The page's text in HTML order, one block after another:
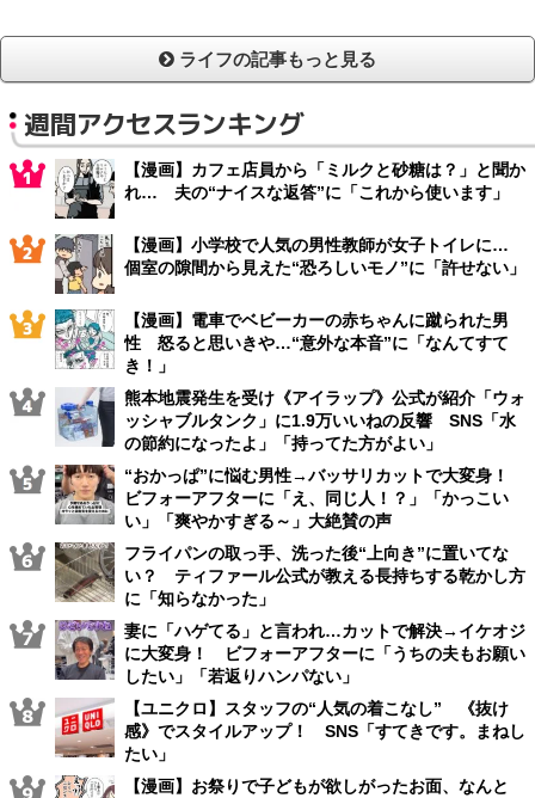
ライフの記事もっと見る
週間アクセスランキング
【漫画】カフェ店員から「ミルクと砂糖は？」と聞か
れ… 夫の“ナイスな返答”に「これから使います」
【漫画】小学校で人気の男性教師が女子トイレに…
個室の隙間から見えた“恐ろしいモノ”に「許せない」
【漫画】電車でベビーカーの赤ちゃんに蹴られた男
性 怒ると思いきや…“意外な本音”に「なんてすて
き！」
熊本地震発生を受け《アイラップ》公式が紹介「ウォ
ッシャブルタンク」に1.9万いいねの反響 SNS「水
の節約になったよ」「持ってた方がよい」
“おかっぱ”に悩む男性→バッサリカットで大変身！
ビフォーアフターに「え、同じ人！？」「かっこい
い」「爽やかすぎる～」大絶賛の声
フライパンの取っ手、洗った後“上向き”に置いてな
い？ ティファール公式が教える長持ちする乾かし方
に「知らなかった」
妻に「ハゲてる」と言われ…カットで解決→イケオジ
に大変身！ ビフォーアフターに「うちの夫もお願い
したい」「若返りハンパない」
【ユニクロ】スタッフの“人気の着こなし” 《抜け
感》でスタイルアップ！ SNS「すてきです。まねし
たい」
【漫画】お祭りで子どもが欲しがったお面、なんと